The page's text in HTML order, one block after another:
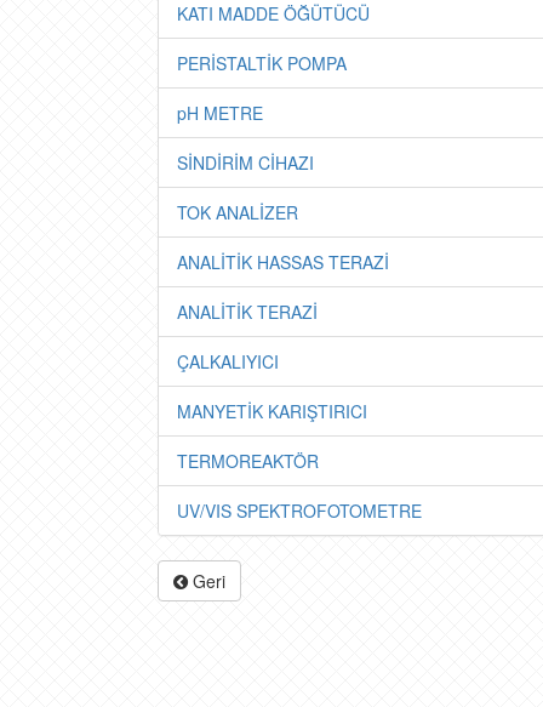
KATI MADDE ÖĞÜTÜCÜ
PERİSTALTİK POMPA
pH METRE
SİNDİRİM CİHAZI
TOK ANALİZER
ANALİTİK HASSAS TERAZİ
ANALİTİK TERAZİ
ÇALKALIYICI
MANYETİK KARIŞTIRICI
TERMOREAKTÖR
UV/VIS SPEKTROFOTOMETRE
Geri